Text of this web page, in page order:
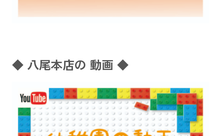
◆ 八尾本店の 動画 ◆